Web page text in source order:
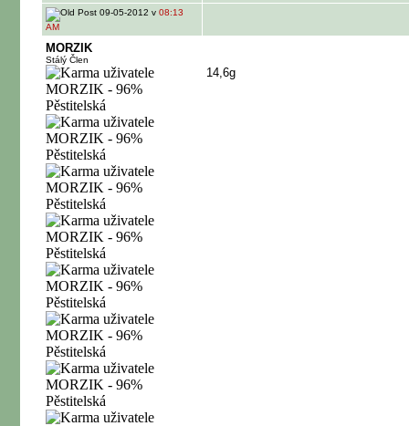
09-05-2012 v 08:13
AM
MORZIK
Stálý Člen
14,6g